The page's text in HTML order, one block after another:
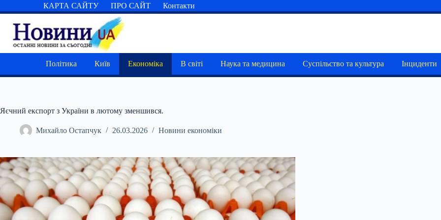
до
вмісту
КАРТА САЙТУ ПРО САЙТ Контакти
Політика Київ Економіка В світі Наука та медицина Суспільство та культура Інциденти
Яєчний експорт з України в лютому зменшився.
Михайло Остапчук 26.03.2026 Новини економіки